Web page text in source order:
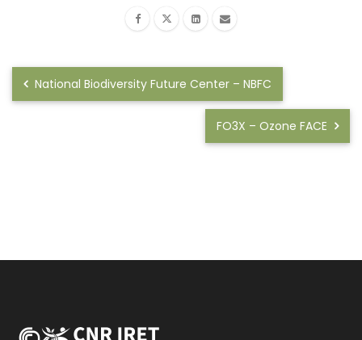
National Biodiversity Future Center – NBFC
FO3X – Ozone FACE